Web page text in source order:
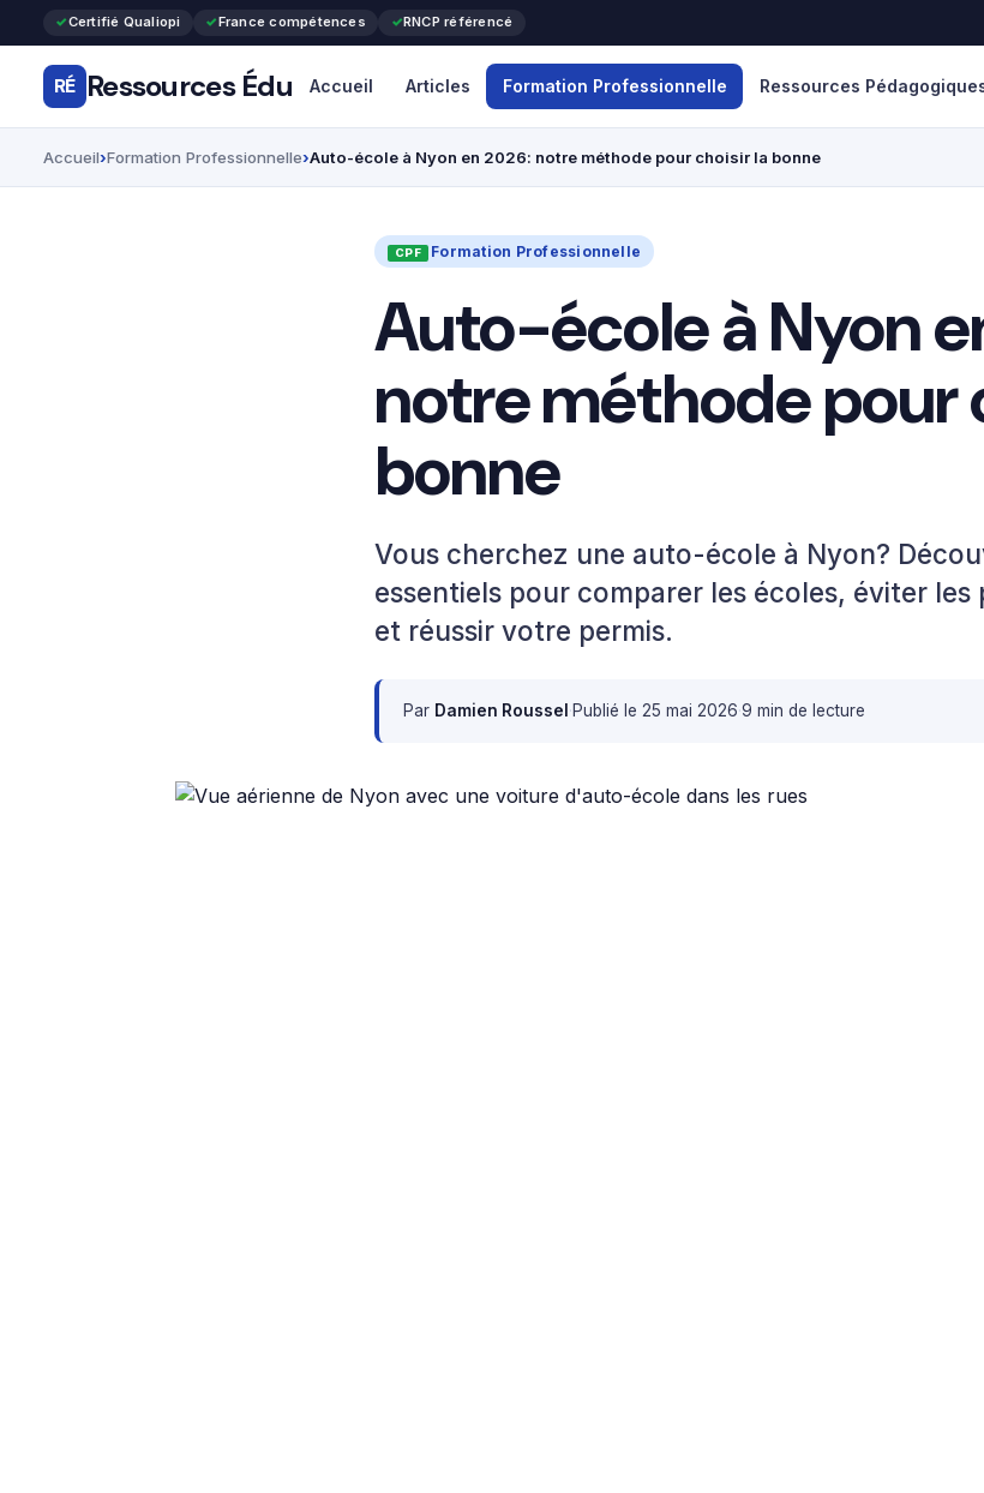
Certifié Qualiopi France compétences RNCP référencé
RÉ Ressources Édu Accueil Articles Formation Professionnelle Ressources
Accueil Formation Professionnelle Auto-école à Nyon en 2026: notre méthode pour choisir la bonne
Formation Professionnelle
Auto-école à Nyon
notre méthode pour
bonne
Vous cherchez une auto-école à Nyon?
essentiels pour comparer les écoles, éviter les
et réussir votre permis.
Par Damien Roussel ·Publié le 25 mai 2026·9 min de lecture